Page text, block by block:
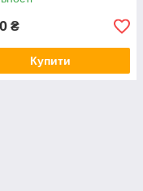
₴
Купити